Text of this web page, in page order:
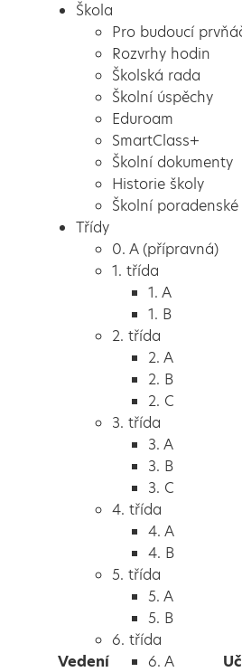
Škola
Pro budoucí
Rozvrhy hodin
Školská rada
Školní úspěchy
Eduroam
SmartClass+
Školní dokumenty
Historie školy
Školní
Třídy
0. A (přípravná)
1. třída
1. A
1. B
2. třída
2. A
2. B
2. C
3. třída
3. A
3. B
3. C
4. třída
4. A
4. B
5. třída
5. A
5. B
6. třída
6. A
Vedení